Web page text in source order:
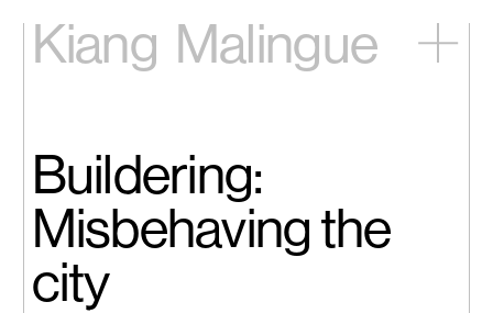
Kiang Malingue
視頻
新訊
關於我們
English
Buildering:
Misbehaving the
city